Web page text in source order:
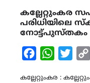
കല്ലേറ്റുംകര
പരിധിയിലെ
FacebookWhatsApp
കല്ലേറ്റുംകര :